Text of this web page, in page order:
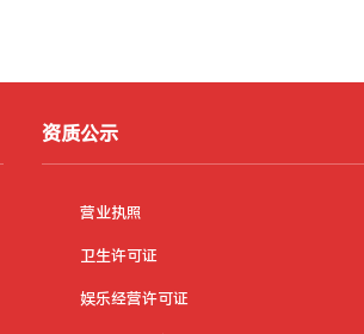
资质公示
营业执照
卫生许可证
娱乐经营许可证